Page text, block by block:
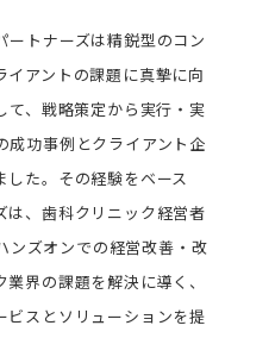
トナーズは精鋭型のコン
アントの課題に真摯に向
て、戦略策定から実行・実
成功事例とクライアント企
した。その経験をベース
は、歯科クリニック経営者
ンズオンでの経営改善・改
界の課題を解決に導く、
ビスとソリューションを提